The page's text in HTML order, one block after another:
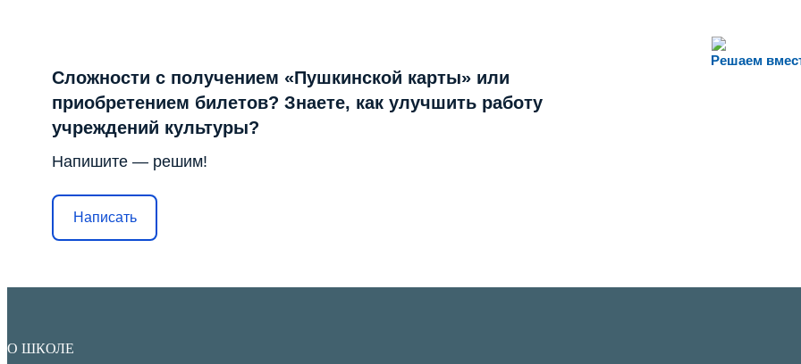
Решаем
Сложности с получением «Пушкинской карты» или
приобретением билетов? Знаете, как улучшить работу
учреждений культуры?
Напишите — решим!
Написать
О ШКОЛЕ